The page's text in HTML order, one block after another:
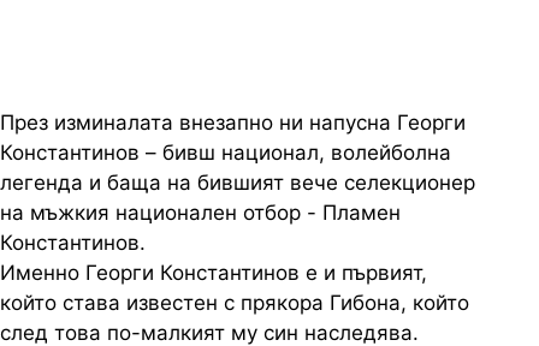
През изминалата внезапно ни напусна Георги
Константинов – бивш национал, волейболна
легенда и баща на бившият вече селекционер
на мъжкия национален отбор - Пламен
Константинов.
Именно Георги Константинов е и първият,
който става известен с прякора Гибона, който
след това по-малкият му син наследява.